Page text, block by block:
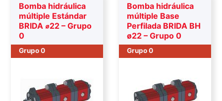
Bomba hidráulica
múltiple Estándar
BRIDA ⌀22 – Grupo
0
Grupo 0
Bomba hidráulica
múltiple Base
Perfilada BRIDA BH
ø22 – Grupo 0
Grupo 0